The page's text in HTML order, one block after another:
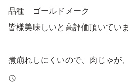
品種 ゴールドメーク
皆様美味しいと高評価頂いていま
煮崩れしにくいので、肉じゃが
料理に使えます！